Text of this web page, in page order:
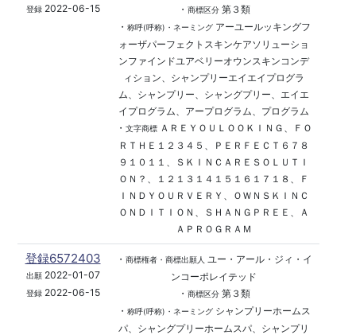
登録2022-06-15
・ 商標区分第３類
・ 称呼(呼称)・ネーミングアーユールッキングフ
ォーザパーフェクトスキンケアソリューショ
ンファインドユアベリーオウンスキンコンデ
ィション、シャンプリーエイエイプログラ
ム、シャンプリー、シャングプリー、エイエ
イプログラム、アープログラム、プログラム
・ 文字商標ＡＲＥＹＯＵＬＯＯＫＩＮＧ、ＦＯ
ＲＴＨＥ１２３４５、ＰＥＲＦＥＣＴ６７８
９１０１１、ＳＫＩＮＣＡＲＥＳＯＬＵＴＩ
ＯＮ？、１２１３１４１５１６１７１８、Ｆ
ＩＮＤＹＯＵＲＶＥＲＹ、ＯＷＮＳＫＩＮＣ
ＯＮＤＩＴＩＯＮ、ＳＨＡＮＧＰＲＥＥ、Ａ
ＡＰＲＯＧＲＡＭ
登録6572403
出願2022-01-07
登録2022-06-15
・ 商標権者・商標出願人 ユー・アール・ジィ・イ
ンコーポレイテッド
・ 商標区分第３類
・ 称呼(呼称)・ネーミングシャンプリーホームス
パ、シャングプリーホームスパ、シャンプリ